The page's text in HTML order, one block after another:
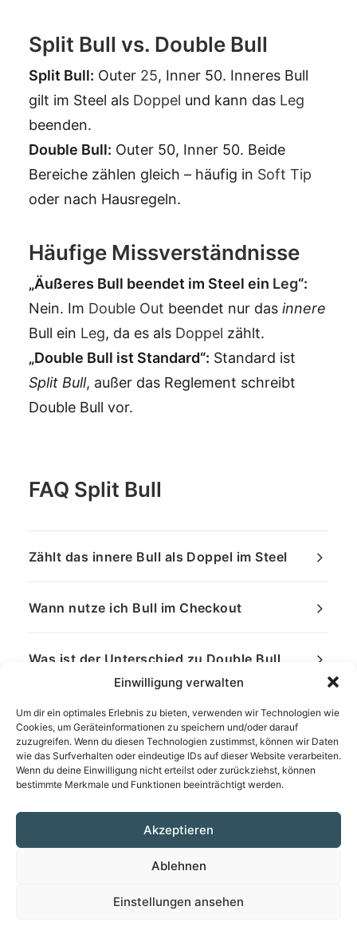
Einwilligung verwalten
Um dir ein optimales Erlebnis zu bieten, verwenden wir Technologien wie
Cookies, um Geräteinformationen zu speichern und/oder darauf
zuzugreifen. Wenn du diesen Technologien zustimmst, können wir Daten
wie das Surfverhalten oder eindeutige IDs auf dieser Website verarbeiten.
Wenn du deine Einwilligung nicht erteilst oder zurückziehst, können
bestimmte Merkmale und Funktionen beeinträchtigt werden.
Akzeptieren
Ablehnen
Einstellungen ansehen
Split Bull vs. Double Bull
Split Bull: Outer 25, Inner 50. Inneres Bull
gilt im Steel als Doppel und kann das Leg
beenden.
Double Bull: Outer 50, Inner 50. Beide
Bereiche zählen gleich – häufig in Soft Tip
oder nach Hausregeln.
Häufige Missverständnisse
„Äußeres Bull beendet im Steel ein Leg“:
Nein. Im Double Out beendet nur das innere
Bull ein Leg, da es als Doppel zählt.
„Double Bull ist Standard“: Standard ist
Split Bull, außer das Reglement schreibt
Double Bull vor.
FAQ Split Bull
Zählt das innere Bull als Doppel im Steel
Wann nutze ich Bull im Checkout
Was ist der Unterschied zu Double Bull